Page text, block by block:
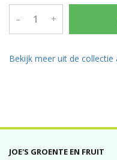
– +
Bekijk meer uit de collectie
JOE'S GROENTE EN FRUIT